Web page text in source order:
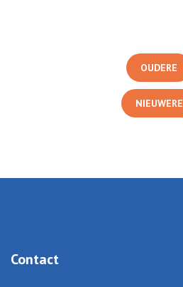
OUDERE
NIEUWERE
Contact